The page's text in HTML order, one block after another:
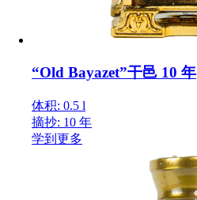
“Old Bayazet”干邑 10 年
体积: 0.5 l
摘抄: 10 年
学到更多